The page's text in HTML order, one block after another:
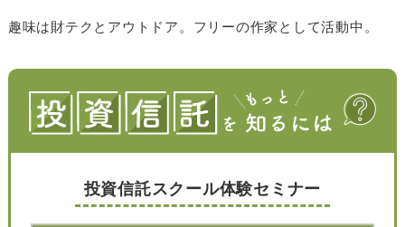
趣味は財テクとアウトドア。フリーの作家として活動中。
投資信託スクール体験セミナー